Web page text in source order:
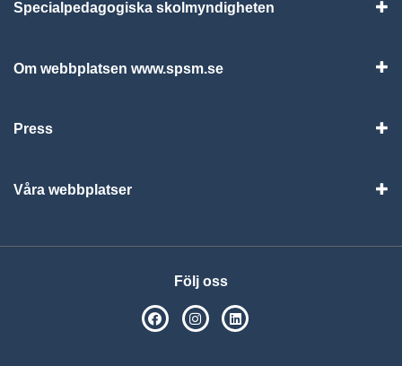
Specialpedagogiska skolmyndigheten
Om webbplatsen www.spsm.se
Press
Våra webbplatser
Följ oss
SPSM på Facebook
SPSM på Instagram